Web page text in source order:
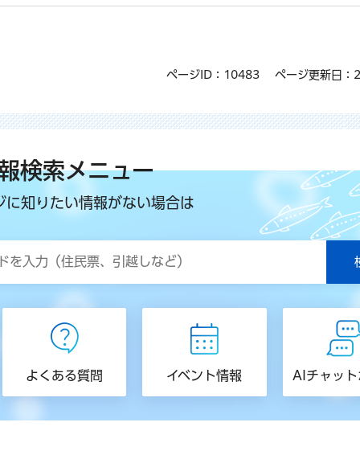
ページID：10483 ページ更新日：
検索メニュー
に知りたい情報がない場合は
よくある質問 イベント情報 AIチャッ